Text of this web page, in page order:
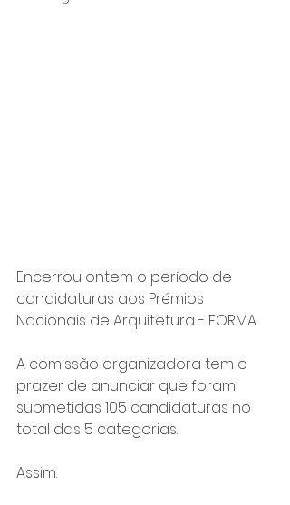
Encerrou ontem o período de
candidaturas aos Prémios
Nacionais de Arquitetura - FORMA
A comissão organizadora tem o
prazer de anunciar que foram
submetidas 105 candidaturas no
total das 5 categorias.
Assim: